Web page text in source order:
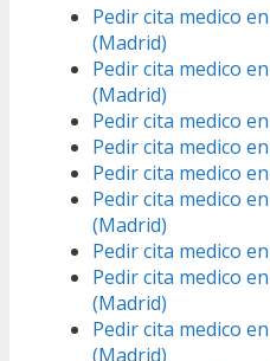
Pedir cita medico
(Madrid)
Pedir cita medico
(Madrid)
Pedir cita medico
Pedir cita medico
Pedir cita medico
Pedir cita medico
(Madrid)
Pedir cita medico
Pedir cita medico
(Madrid)
Pedir cita medico
(Madrid)